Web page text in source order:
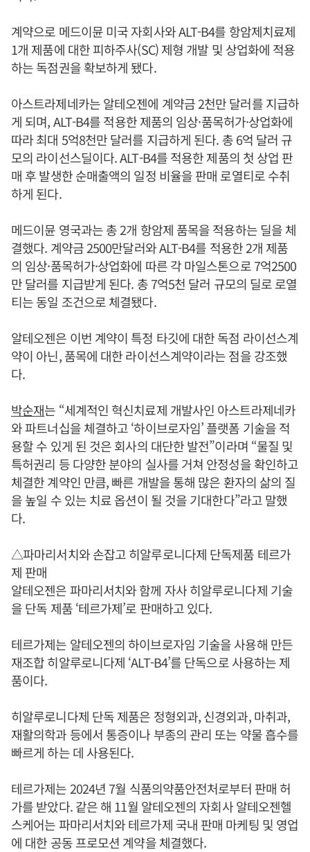
계약으로 메드이뮨 미국 자회사와 ALT-B4를 항암제치료제
1개 제품에 대한 피하주사(SC) 제형 개발 및 상업화에 적용
하는 독점권을 확보하게 됐다.
아스트라제네카는 알테오젠에 계약금 2천만 달러를 지급하
게 되며, ALT-B4를 적용한 제품의 임상·품목허가·상업화에
따라 최대 5억8천만 달러를 지급하게 된다. 총 6억 달러 규
모의 라이선스딜이다. ALT-B4를 적용한 제품의 첫 상업 판
매 후 발생한 순매출액의 일정 비율을 판매 로열티로 수취
하게 된다.
메드이뮨 영국과는 총 2개 항암제 품목을 적용하는 딜을 체
결했다. 계약금 2500만달러와 ALT-B4를 적용한 2개 제품
의 임상·품목허가·상업화에 따른 각 마일스톤으로 7억2500
만 달러를 지급받게 된다. 총 7억5천 달러 규모의 딜로 로열
티는 동일 조건으로 체결됐다.
알테오젠은 이번 계약이 특정 타깃에 대한 독점 라이선스계
약이 아닌, 품목에 대한 라이선스계약이라는 점을 강조했
다.
박순재는 “세계적인 혁신치료제 개발사인 아스트라제네카
와 파트너십을 체결하고 ‘하이브로자임’ 플랫폼 기술을 적
용할 수 있게 된 것은 회사의 대단한 발전”이라며 “물질 및
특허권리 등 다양한 분야의 실사를 거쳐 안정성을 확인하고
체결한 계약인 만큼, 빠른 개발을 통해 많은 환자의 삶의 질
을 높일 수 있는 치료 옵션이 될 것을 기대한다”라고 말했
다.
△파마리서치와 손잡고 히알루로니다제 단독제품 테르가
제 판매
알테오젠은 파마리서치와 함께 자사 히알루로니다제 기술
을 단독 제품 ‘테르가제’로 판매하고 있다.
테르가제는 알테오젠의 하이브로자임 기술을 사용해 만든
재조합 히알루로니다제 ‘ALT-B4’를 단독으로 사용하는 제
품이다.
히알루로니다제 단독 제품은 정형외과, 신경외과, 마취과,
재활의학과 등에서 통증이나 부종의 관리 또는 약물 흡수를
빠르게 하는 데 사용된다.
테르가제는 2024년 7월 식품의약품안전처로부터 판매 허
가를 받았다. 같은 해 11월 알테오젠의 자회사 알테오젠헬
스케어는 파마리서치와 테르가제 국내 판매 마케팅 및 영업
에 대한 공동 프로모션 계약을 체결했다.